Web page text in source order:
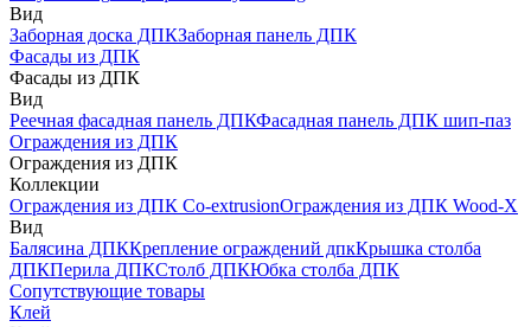
Вид
Заборная доска ДПКЗаборная панель ДПК
Фасады из ДПК
Фасады из ДПК
Вид
Реечная фасадная панель ДПКФасадная панель ДПК шип-паз
Ограждения из ДПК
Ограждения из ДПК
Коллекции
Ограждения из ДПК Co-extrusionОграждения из ДПК Wood-X
Вид
Балясина ДПККрепление ограждений дпкКрышка столба
ДПКПерила ДПКСтолб ДПКЮбка столба ДПК
Сопутствующие товары
Клей